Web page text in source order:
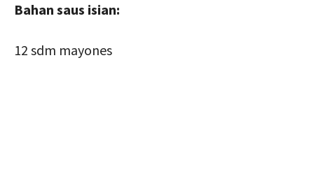
Bahan saus isian:
12 sdm mayones